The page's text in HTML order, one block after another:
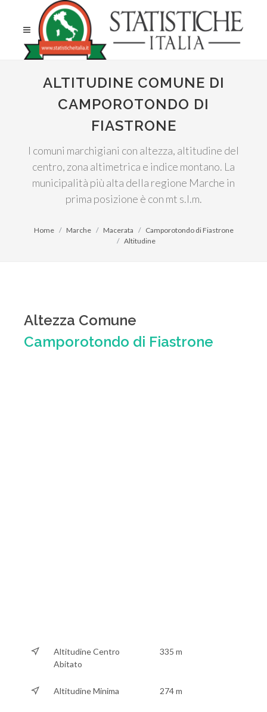
ALTITUDINE COMUNE DI
CAMPOROTONDO DI
FIASTRONE
I comuni marchigiani con altezza, altitudine del
centro, zona altimetrica e indice montano. La
municipalità più alta della regione Marche in
prima posizione è con mt s.l.m.
Home Marche Macerata
Camporotondo di Fiastrone
Altitudine
Altezza Comune
Camporotondo di Fiastrone
Altitudine Centro
Abitato
335 m
Altitudine Minima 274 m